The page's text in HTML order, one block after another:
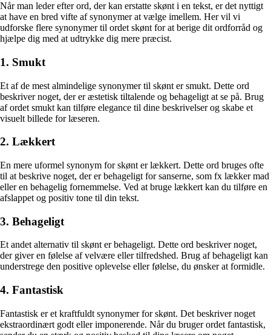
Når man leder efter ord, der kan erstatte skønt i en tekst, er det nyttigt
at have en bred vifte af synonymer at vælge imellem. Her vil vi
udforske flere synonymer til ordet skønt for at berige dit ordforråd og
hjælpe dig med at udtrykke dig mere præcist.
1. Smukt
Et af de mest almindelige synonymer til skønt er smukt. Dette ord
beskriver noget, der er æstetisk tiltalende og behageligt at se på. Brug
af ordet smukt kan tilføre elegance til dine beskrivelser og skabe et
visuelt billede for læseren.
2. Lækkert
En mere uformel synonym for skønt er lækkert. Dette ord bruges ofte
til at beskrive noget, der er behageligt for sanserne, som fx lækker mad
eller en behagelig fornemmelse. Ved at bruge lækkert kan du tilføre en
afslappet og positiv tone til din tekst.
3. Behageligt
Et andet alternativ til skønt er behageligt. Dette ord beskriver noget,
der giver en følelse af velvære eller tilfredshed. Brug af behageligt kan
understrege den positive oplevelse eller følelse, du ønsker at formidle.
4. Fantastisk
Fantastisk er et kraftfuldt synonymer for skønt. Det beskriver noget
ekstraordinært godt eller imponerende. Når du bruger ordet fantastisk,